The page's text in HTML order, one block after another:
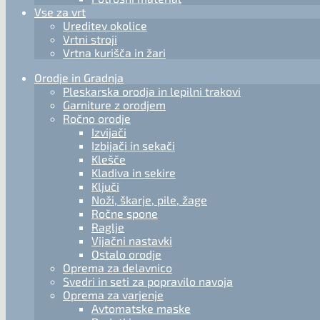
Vse za vrt
Ureditev okolice
Vrtni stroji
Vrtna kurišča in žari
Orodje in Gradnja
Pleskarska orodja in lepilni trakovi
Garniture z orodjem
Ročno orodje
Izvijači
Izbijači in sekači
Klešče
Kladiva in sekire
Ključi
Noži, škarje, pile, žage
Ročne spone
Raglje
Vijačni nastavki
Ostalo orodje
Oprema za delavnico
Svedri in seti za popravilo navoja
Oprema za varjenje
Avtomatske maske